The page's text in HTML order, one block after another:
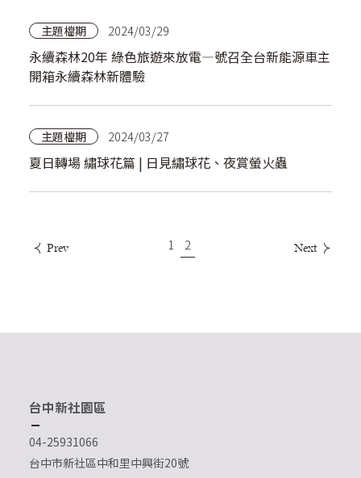
主題檔期 2024/03/29
永續森林20年 綠色旅遊來放電—號召全台新能源車主
開箱永續森林新體驗
主題檔期 2024/03/27
夏日轉場 繡球花篇 | 日見繡球花、夜賞螢火蟲
Prev 1 2 Next
台中新社園區
04-25931066
台中市新社區中和里中興街20號